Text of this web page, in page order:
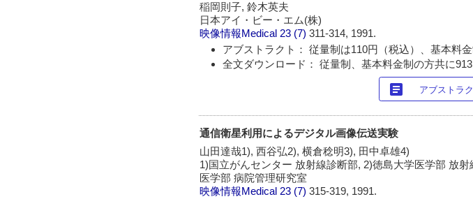
稲岡則子, 鈴木英夫
日本アイ・ビー・エム(株)
映像情報Medical 23 (7)311-314, 1991.
アブストラクト： 従量制は110円（税込）、基本料
全文ダウンロード： 従量制、基本料金制の方共に913
article アブストラ
通信衛星利用によるデジタル画像伝送実験
山田達哉1), 西谷弘2), 横倉稔明3), 田中卓雄4)
1)国立がんセンター 放射線診断部, 2)徳島大学医学部 放
医学部 病院管理研究室
映像情報Medical 23 (7)315-319, 1991.